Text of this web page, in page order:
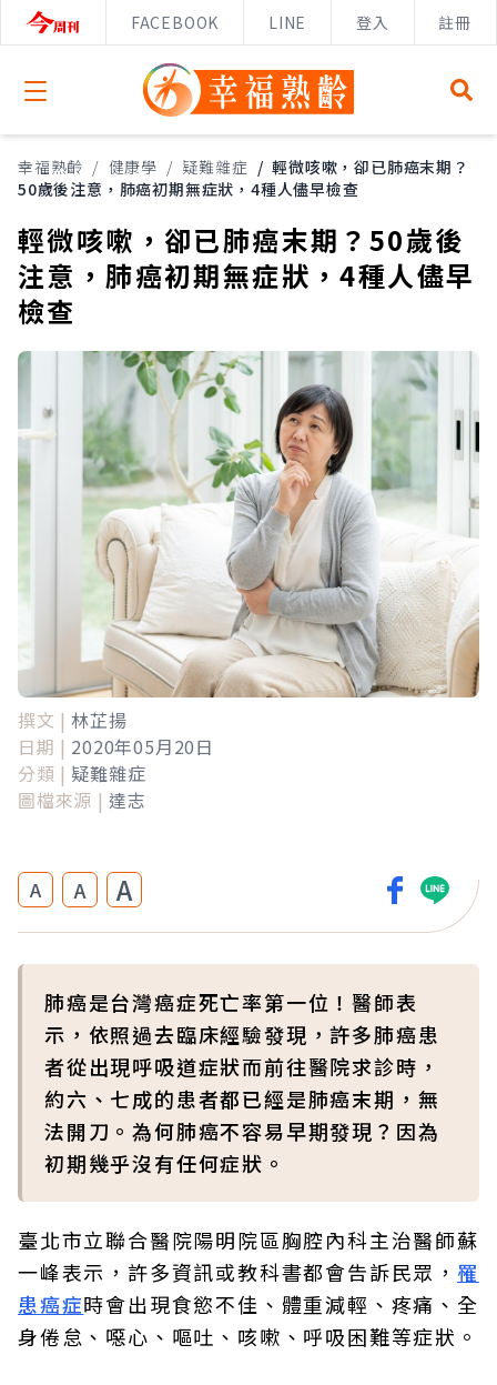
FACEBOOK LINE 登入 註冊
Open menu
幸福熟齡 / 健康學 / 疑難雜症 / 輕微咳嗽，卻已肺癌末期？
50歲後注意，肺癌初期無症狀，4種人儘早檢查
輕微咳嗽，卻已肺癌末期？50歲後
注意，肺癌初期無症狀，4種人儘早
檢查
撰文 | 林芷揚
日期 | 2020年05月20日
分類 | 疑難雜症
圖檔來源 | 達志
A A A
肺癌是台灣癌症死亡率第一位！醫師表
示，依照過去臨床經驗發現，許多肺癌患
者從出現呼吸道症狀而前往醫院求診時，
約六、七成的患者都已經是肺癌末期，無
法開刀。為何肺癌不容易早期發現？因為
初期幾乎沒有任何症狀。
臺北市立聯合醫院陽明院區胸腔內科主治醫師蘇
一峰表示，許多資訊或教科書都會告訴民眾， 罹
患癌症時會出現食慾不佳、體重減輕、疼痛、全
身倦怠、噁心、嘔吐、咳嗽、呼吸困難等症狀。